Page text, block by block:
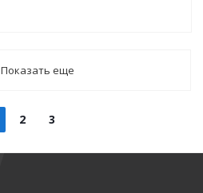
Показать еще
2 3